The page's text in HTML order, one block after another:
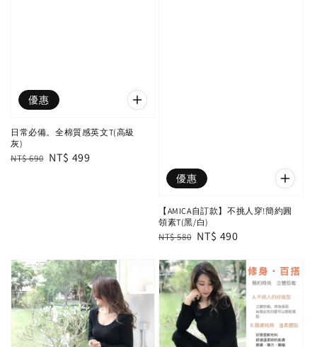
優惠
日常必備。全棉質感英文T(高級
灰)
Regular
NT$ 690 Sale
NT$ 499
優惠
【AMICA自訂款】不挑人穿!簡約圓
領素T(黑/白)
Regular
NT$ 580 Sale
NT$ 490